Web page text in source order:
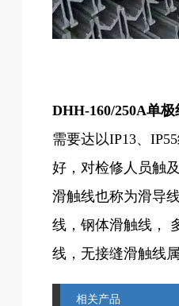
DHH-160/250A单
需要达以IP13、
好，对检修人员触
滑触线也称为滑导
线，钢体滑触线，
线，无接缝滑触线
相关产品